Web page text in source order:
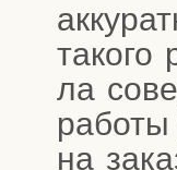
ла
на